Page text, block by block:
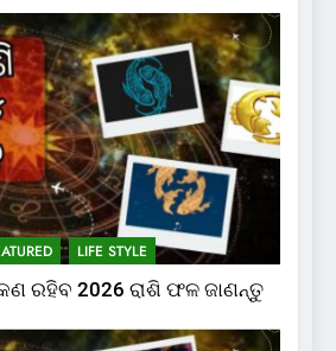
LIFE STYLE
ରହିବ 2026 ରାଶି ଫଳ ଜାଣନ୍ତୁ